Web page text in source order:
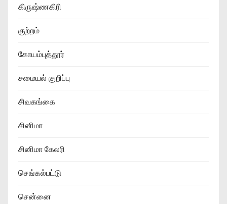
கிருஷ்ணகிரி
குற்றம்
கோயம்புத்தூர்
சமையல் குறிப்பு
சிவகங்கை
சினிமா
சினிமா கேலரி
செங்கல்பட்டு
சென்னை